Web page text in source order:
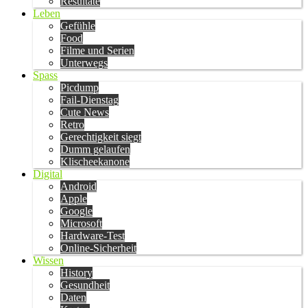
Leben
Gefühle
Food
Filme und Serien
Unterwegs
Spass
Picdump
Fail-Dienstag
Cute News
Retro
Gerechtigkeit siegt
Dumm gelaufen
Klischeekanone
Digital
Android
Apple
Google
Microsoft
Hardware-Test
Online-Sicherheit
Wissen
History
Gesundheit
Daten